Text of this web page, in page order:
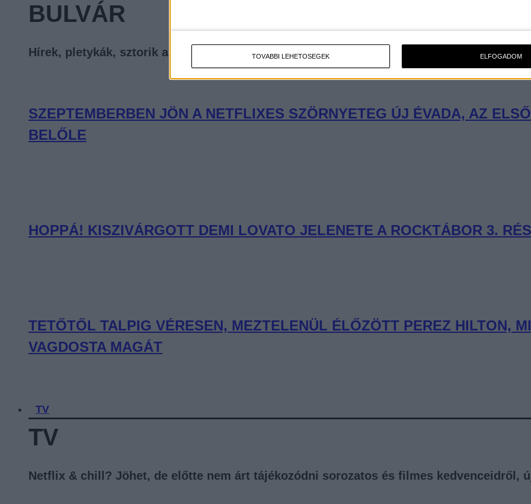
TOVÁBBI LEHETŐSÉGEK ELFOGADOM
BULVÁR
Hírek, pletykák, sztorik a celebvilágból
SZEPTEMBERBEN JÖN A NETFLIXES SZÖRNYETEG ÚJ ÉVADA, AZ
BELŐLE
HOPPÁ! KISZIVÁRGOTT DEMI LOVATO JELENETE A ROCKTÁBOR 3.
TETŐTŐL TALPIG VÉRESEN, MEZTELENÜL ÉLŐZÖTT PEREZ HILTON,
VAGDOSTA MAGÁT
TV
TV
Netflix & chill? Jöhet, de előtte nem árt tájékozódni sorozatos és filmes kedvenceidről,